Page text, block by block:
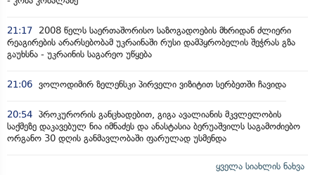
21:17
2008 წელს საერთაშორისო საზოგადოების მხრიდან ძლიერი
რეაგირების არარსებობამ უკრაინაში რუსი დამპყრობელის შეჭრას გზა
გაუხსნა - უკრაინის საგარეო უწყება
21:06 ვოლოდიმირ ზელენსკი პირველი ვიზიტით სერბეთში ჩავიდა
20:54 პროკურორის განცხადებით, გიგა ავალიანის მკვლელობის
საქმეზე დაკავებულ ნია იმნაძეს და ანასტასია ბერუაშვილს საგამოძიებო
ორგანო 30 დღის განმავლობაში ფარულად უსმენდა
ყველა სიახლის ნახვა